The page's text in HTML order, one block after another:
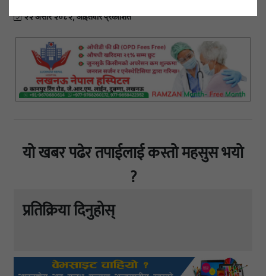
२२ असार २०८२, आईतवार प्रकाशित
यो खबर पढेर तपाईलाई कस्तो महसुस भयो
?
प्रतिक्रिया दिनुहोस्